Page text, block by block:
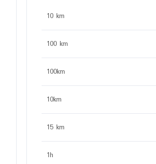
10 km
100 km
100km
10km
15 km
1h